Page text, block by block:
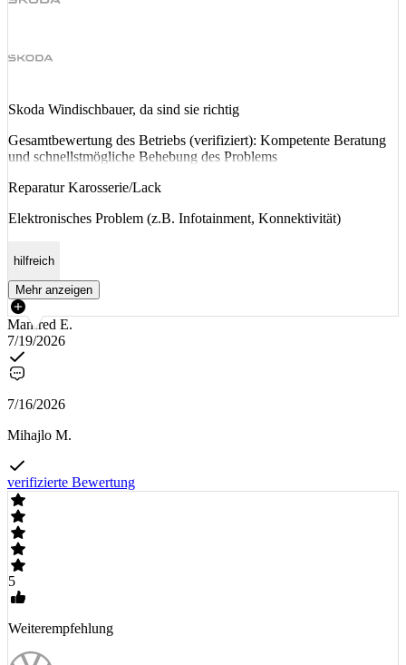
Skoda Windischbauer, da sind sie richtig
Gesamtbewertung des Betriebs (verifiziert): Kompetente Beratung
und schnellstmögliche Behebung des Problems
Reparatur Karosserie/Lack
Elektronisches Problem (z.B. Infotainment, Konnektivität)
hilfreich
Mehr anzeigen
Manfred E.
7/19/2026
7/16/2026
Mihajlo M.
verifizierte Bewertung
5
Weiterempfehlung